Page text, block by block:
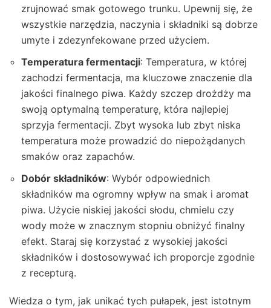
zrujnować smak gotowego trunku. Upewnij się, że
wszystkie narzędzia, naczynia i składniki są dobrze
umyte i zdezynfekowane przed użyciem.
Temperatura fermentacji: Temperatura, w której
zachodzi fermentacja, ma kluczowe znaczenie dla
jakości finalnego piwa. Każdy szczep drożdży ma
swoją optymalną temperaturę, która najlepiej
sprzyja fermentacji. Zbyt wysoka lub zbyt niska
temperatura może prowadzić do niepożądanych
smaków oraz zapachów.
Dobór składników: Wybór odpowiednich
składników ma ogromny wpływ na smak i aromat
piwa. Użycie niskiej jakości słodu, chmielu czy
wody może w znacznym stopniu obniżyć finalny
efekt. Staraj się korzystać z wysokiej jakości
składników i dostosowywać ich proporcje zgodnie
z recepturą.
Wiedza o tym, jak unikać tych pułapek, jest istotnym